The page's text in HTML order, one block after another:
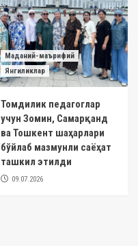
Маданий-маърифий
Янгиликлар
Томдилик педагоглар
учун Зомин, Самарқанд
ва Тошкент шаҳарлари
бўйлаб мазмунли саёҳат
ташкил этилди
09.07.2026